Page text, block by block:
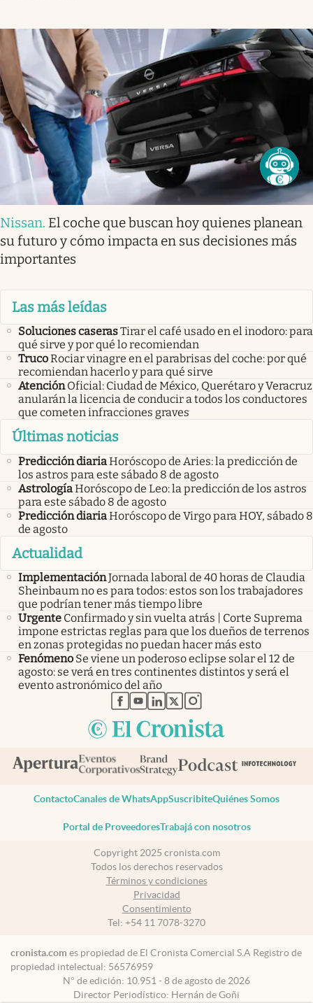
Nissan. El coche que buscan hoy quienes planean
su futuro y cómo impacta en sus decisiones más
importantes
Las más leídas
Soluciones caserasTirar el café usado en el inodoro: para
qué sirve y por qué lo recomiendan
TrucoRociar vinagre en el parabrisas del coche: por qué
recomiendan hacerlo y para qué sirve
Atención Oficial: Ciudad de México, Querétaro y Veracruz
anularán la licencia de conducir a todos los conductores
que cometen infracciones graves
Últimas noticias
Predicción diariaHoróscopo de Aries: la predicción de
los astros para este sábado 8 de agosto
AstrologíaHoróscopo de Leo: la predicción de los astros
para este sábado 8 de agosto
Predicción diariaHoróscopo de Virgo para HOY, sábado 8
de agosto
Actualidad
ImplementaciónJornada laboral de 40 horas de Claudia
Sheinbaum no es para todos: estos son los trabajadores
que podrían tener más tiempo libre
Urgente Confirmado y sin vuelta atrás | Corte Suprema
impone estrictas reglas para que los dueños de terrenos
en zonas protegidas no puedan hacer más esto
Fenómeno Se viene un poderoso eclipse solar el 12 de
agosto: se verá en tres continentes distintos y será el
evento astronómico del año
abre en nueva pestaña
abre en nueva pestaña
abre en nueva pestaña
abre en nueva pestaña
abre en nueva pestaña
ContactoCanales de WhatsAppSuscribiteQuiénes Somos
Portal de ProveedoresTrabajá con nosotros
Copyright 2025 cronista.com
Todos los derechos reservados
Términos y condiciones
Privacidad
Consentimiento
Tel: +54 11 7078-3270
cronista.com es propiedad de El Cronista Comercial S.A Registro de
propiedad intelectual: 56576959
N° de edición: 10.951 - 8 de agosto de 2026
Director Periodístico: Hernán de Goñi